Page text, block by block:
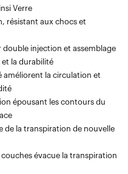
Verre
résistant aux chocs et
double injection et assemblage
et la durabilité
améliorent la circulation et
épousant les contours du
de la transpiration de nouvelle
couches évacue la transpiration